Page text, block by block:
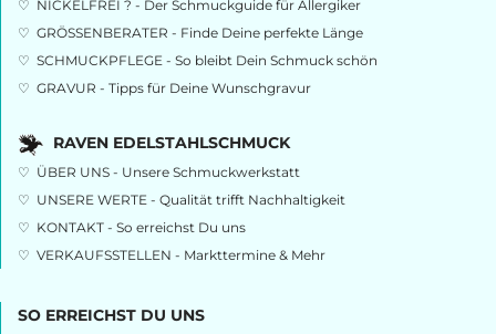
♡ NICKELFREI ? - Der Schmuckguide für Allergiker
♡ GRÖSSENBERATER - Finde Deine perfekte Länge
♡ SCHMUCKPFLEGE - So bleibt Dein Schmuck schön
♡ GRAVUR - Tipps für Deine Wunschgravur
RAVEN EDELSTAHLSCHMUCK
♡ ÜBER UNS - Unsere Schmuckwerkstatt
♡ UNSERE WERTE - Qualität trifft Nachhaltigkeit
♡ KONTAKT - So erreichst Du uns
♡ VERKAUFSSTELLEN - Markttermine & Mehr
SO ERREICHST DU UNS